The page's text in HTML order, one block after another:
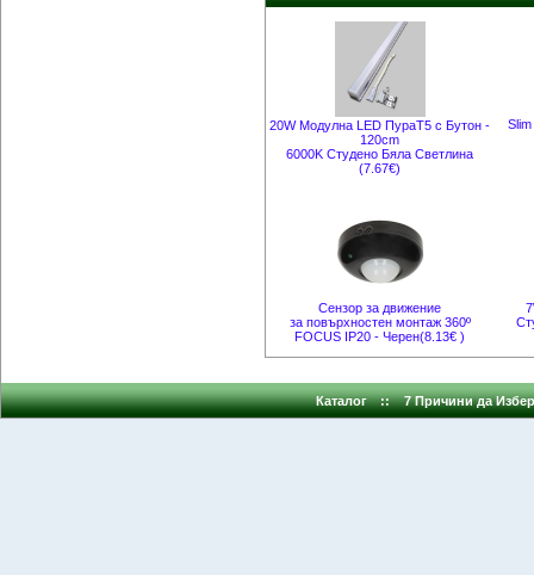
20W Модулна LED ПураT5 с Бутон -
120cm
6000K Студено Бяла Светлина
(7.67€)
Сензор за движение
за повърхностен монтаж 360º
FOCUS IP20 - Черен(8.13€ )
Каталог :: 7 Причини да